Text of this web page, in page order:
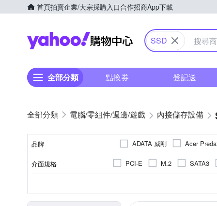
首頁拍賣企業/大宗採購入口合作招商App下載
Yahoo購物中心
SSD
全部分類 點換券 登記送
電腦/零組件/週邊/遊戲 內接儲存設備
品牌 ADATA 威剛
Acer
Gigastone 立達國際
介面規格 PCI-E M.2 SATA3